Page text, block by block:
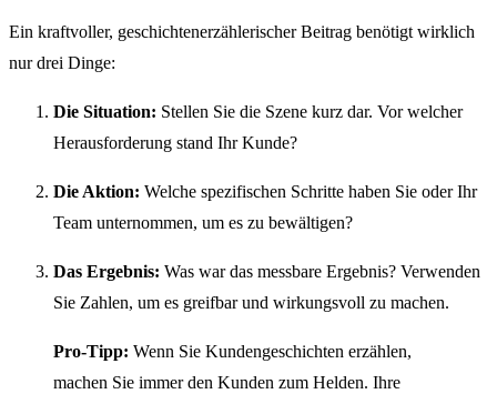
Ein kraftvoller, geschichtenerzählerischer Beitrag benötigt wirklich
nur drei Dinge:
Die Situation: Stellen Sie die Szene kurz dar. Vor welcher
Herausforderung stand Ihr Kunde?
Die Aktion: Welche spezifischen Schritte haben Sie oder Ihr
Team unternommen, um es zu bewältigen?
Das Ergebnis: Was war das messbare Ergebnis? Verwenden
Sie Zahlen, um es greifbar und wirkungsvoll zu machen.
Pro-Tipp: Wenn Sie Kundengeschichten erzählen,
machen Sie immer den Kunden zum Helden. Ihre